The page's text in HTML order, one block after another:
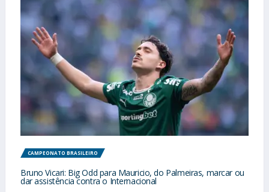
CAMPEONATO BRASILEIRO
Bruno Vicari: Big Odd para Mauricio, do Palmeiras, marcar ou
dar assistência contra o Internacional